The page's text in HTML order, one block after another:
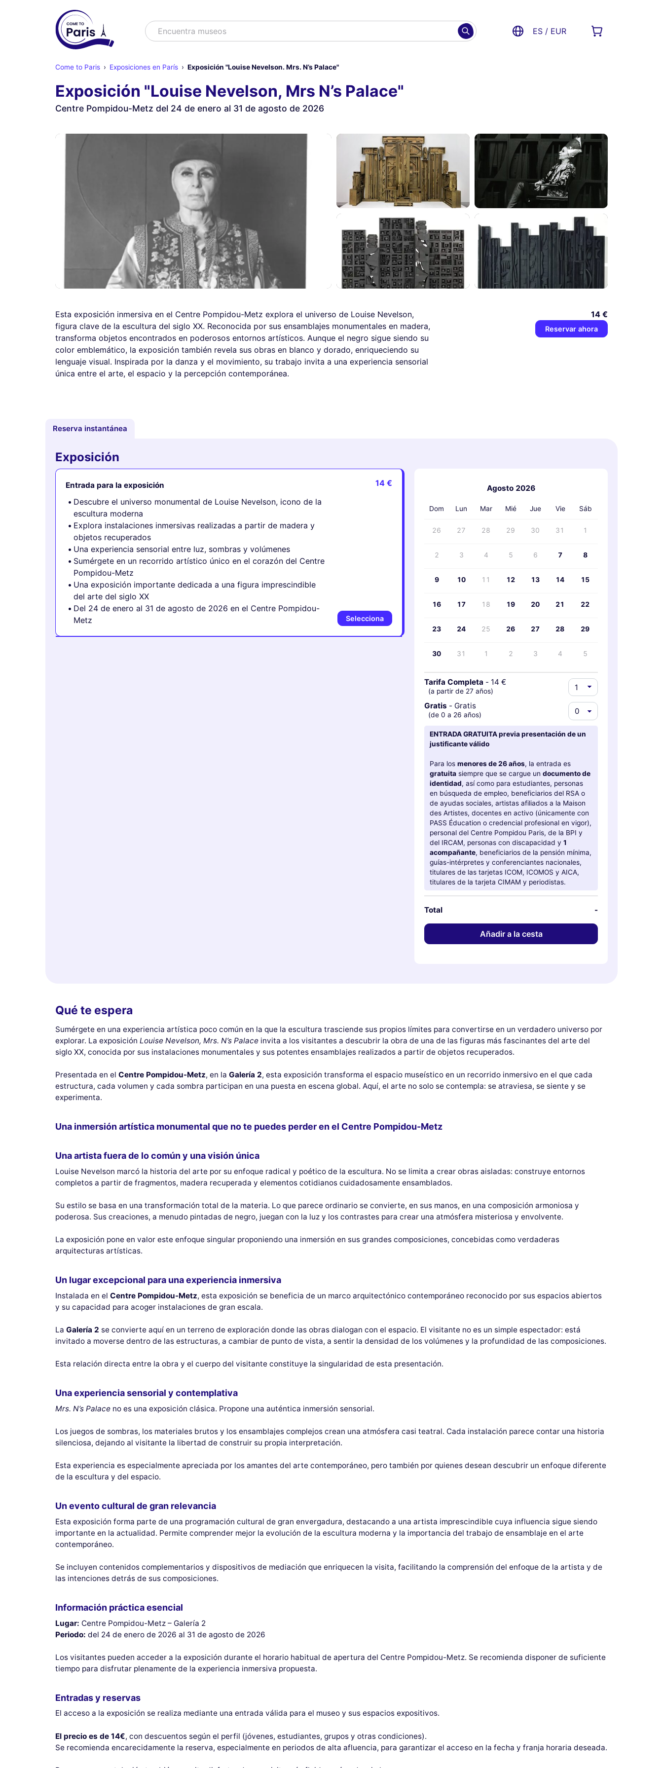
BuscarEncuentra museos ES / EUR
Come to Paris Exposiciones en París Exposición "Louise Nevelson. Mrs. N’s Palace"
Exposición "Louise Nevelson, Mrs N’s Palace"
Centre Pompidou-Metz del 24 de enero al 31 de agosto de 2026
Esta exposición inmersiva en el Centre Pompidou-Metz explora el universo de Louise Nevelson,
figura clave de la escultura del siglo XX. Reconocida por sus ensamblajes monumentales en madera,
transforma objetos encontrados en poderosos entornos artísticos. Aunque el negro sigue siendo su
color emblemático, la exposición también revela sus obras en blanco y dorado, enriqueciendo su
lenguaje visual. Inspirada por la danza y el movimiento, su trabajo invita a una experiencia sensorial
única entre el arte, el espacio y la percepción contemporánea.
14 €
Reservar ahora
Reserva instantánea
Exposición
Entrada para la exposición
Descubre el universo monumental de Louise Nevelson, icono de la
escultura moderna
Explora instalaciones inmersivas realizadas a partir de madera y
objetos recuperados
Una experiencia sensorial entre luz, sombras y volúmenes
Sumérgete en un recorrido artístico único en el corazón del Centre
Pompidou-Metz
Una exposición importante dedicada a una figura imprescindible
del arte del siglo XX
Del 24 de enero al 31 de agosto de 2026 en el Centre Pompidou-
Metz
14 €
Selecciona
Agosto 2026
Dom Lun Mar Mié Jue Vie Sáb
26 27 28 29 30 31 1
2 3 4 5 6 7 8
9 10 11 12 13 14 15
16 17 18 19 20 21 22
23 24 25 26 27 28 29
30 31 1 2 3 4 5
Tarifa Completa - 14 €
(a partir de 27 años)
Gratis - Gratis
(de 0 a 26 años)
ENTRADA GRATUITA previa presentación de un
justificante válido
Para los menores de 26 años, la entrada es
gratuita siempre que se cargue un documento de
identidad, así como para estudiantes, personas
en búsqueda de empleo, beneficiarios del RSA o
de ayudas sociales, artistas afiliados a la Maison
des Artistes, docentes en activo (únicamente con
PASS Éducation o credencial profesional en vigor),
personal del Centre Pompidou Paris, de la BPI y
del IRCAM, personas con discapacidad y 1
acompañante, beneficiarios de la pensión mínima,
guías-intérpretes y conferenciantes nacionales,
titulares de las tarjetas ICOM, ICOMOS y AICA,
titulares de la tarjeta CIMAM y periodistas.
Total -
Añadir a la cesta
Qué te espera
Sumérgete en una experiencia artística poco común en la que la escultura trasciende sus propios límites para convertirse en un verdadero universo por
explorar. La exposición Louise Nevelson, Mrs. N’s Palace invita a los visitantes a descubrir la obra de una de las figuras más fascinantes del arte del
siglo XX, conocida por sus instalaciones monumentales y sus potentes ensamblajes realizados a partir de objetos recuperados.
Presentada en el Centre Pompidou-Metz, en la Galería 2, esta exposición transforma el espacio museístico en un recorrido inmersivo en el que cada
estructura, cada volumen y cada sombra participan en una puesta en escena global. Aquí, el arte no solo se contempla: se atraviesa, se siente y se
experimenta.
Una inmersión artística monumental que no te puedes perder en el Centre Pompidou-Metz
Una artista fuera de lo común y una visión única
Louise Nevelson marcó la historia del arte por su enfoque radical y poético de la escultura. No se limita a crear obras aisladas: construye entornos
completos a partir de fragmentos, madera recuperada y elementos cotidianos cuidadosamente ensamblados.
Su estilo se basa en una transformación total de la materia. Lo que parece ordinario se convierte, en sus manos, en una composición armoniosa y
poderosa. Sus creaciones, a menudo pintadas de negro, juegan con la luz y los contrastes para crear una atmósfera misteriosa y envolvente.
La exposición pone en valor este enfoque singular proponiendo una inmersión en sus grandes composiciones, concebidas como verdaderas
arquitecturas artísticas.
Un lugar excepcional para una experiencia inmersiva
Instalada en el Centre Pompidou-Metz, esta exposición se beneficia de un marco arquitectónico contemporáneo reconocido por sus espacios abiertos
y su capacidad para acoger instalaciones de gran escala.
La Galería 2 se convierte aquí en un terreno de exploración donde las obras dialogan con el espacio. El visitante no es un simple espectador: está
invitado a moverse dentro de las estructuras, a cambiar de punto de vista, a sentir la densidad de los volúmenes y la profundidad de las composiciones.
Esta relación directa entre la obra y el cuerpo del visitante constituye la singularidad de esta presentación.
Una experiencia sensorial y contemplativa
Mrs. N’s Palace no es una exposición clásica. Propone una auténtica inmersión sensorial.
Los juegos de sombras, los materiales brutos y los ensamblajes complejos crean una atmósfera casi teatral. Cada instalación parece contar una historia
silenciosa, dejando al visitante la libertad de construir su propia interpretación.
Esta experiencia es especialmente apreciada por los amantes del arte contemporáneo, pero también por quienes desean descubrir un enfoque diferente
de la escultura y del espacio.
Un evento cultural de gran relevancia
Esta exposición forma parte de una programación cultural de gran envergadura, destacando a una artista imprescindible cuya influencia sigue siendo
importante en la actualidad. Permite comprender mejor la evolución de la escultura moderna y la importancia del trabajo de ensamblaje en el arte
contemporáneo.
Se incluyen contenidos complementarios y dispositivos de mediación que enriquecen la visita, facilitando la comprensión del enfoque de la artista y de
las intenciones detrás de sus composiciones.
Información práctica esencial
Lugar: Centre Pompidou-Metz – Galería 2
Periodo: del 24 de enero de 2026 al 31 de agosto de 2026
Los visitantes pueden acceder a la exposición durante el horario habitual de apertura del Centre Pompidou-Metz. Se recomienda disponer de suficiente
tiempo para disfrutar plenamente de la experiencia inmersiva propuesta.
Entradas y reservas
El acceso a la exposición se realiza mediante una entrada válida para el museo y sus espacios expositivos.
El precio es de 14€, con descuentos según el perfil (jóvenes, estudiantes, grupos y otras condiciones).
Se recomienda encarecidamente la reserva, especialmente en periodos de alta afluencia, para garantizar el acceso en la fecha y franja horaria deseada.